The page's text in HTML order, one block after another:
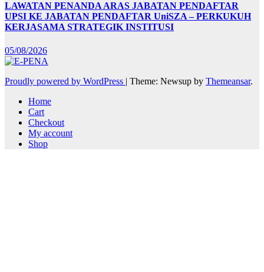
LAWATAN PENANDA ARAS JABATAN PENDAFTAR
UPSI KE JABATAN PENDAFTAR UniSZA – PERKUKUH
KERJASAMA STRATEGIK INSTITUSI
05/08/2026
Proudly powered by WordPress | Theme: Newsup by Themeansar.
Home
Cart
Checkout
My account
Shop